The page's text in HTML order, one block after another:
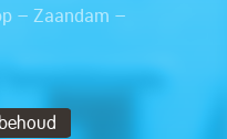
– Zaandam –